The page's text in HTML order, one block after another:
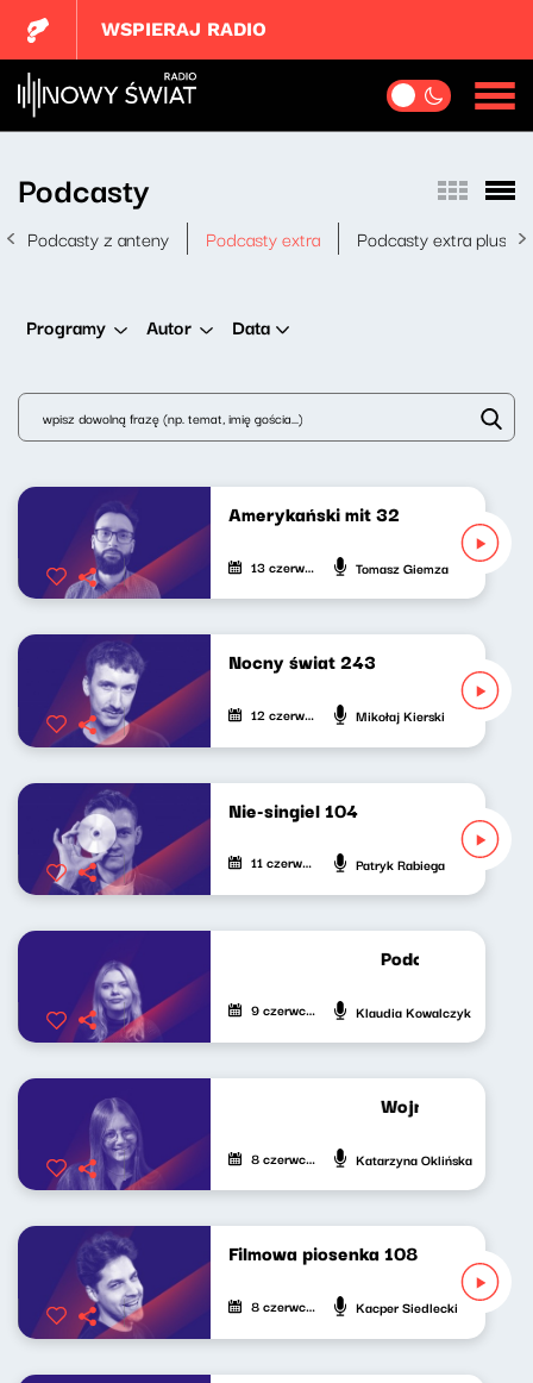
WSPIERAJ RADIO
Podcasty
Podcasty z anteny Podcasty extra Podcasty extra plus
Programy Autor Data
Amerykański mit 32
13 czerwca 2026 Tomasz Giemza
Nocny świat 243
12 czerwca 2026 Mikołaj Kierski
Nie-singiel 104
11 czerwca 2026 Patryk Rabiega
Podcast Lekko
9 czerwca 2026 Klaudia Kowalczyk
Wojna, kultura,
8 czerwca 2026 Katarzyna Oklińska
Filmowa piosenka 108
8 czerwca 2026 Kacper Siedlecki